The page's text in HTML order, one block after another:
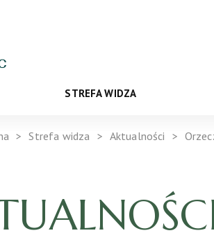
STREFA WIDZA
Strefa widza Aktualności